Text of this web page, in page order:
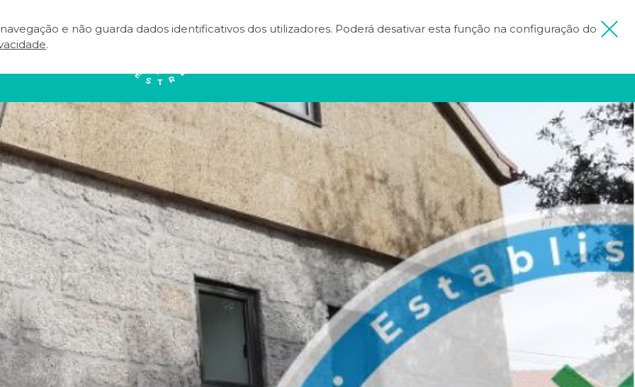
e não guarda dados identificativos dos utilizadores. Poderá desativar esta função na configuração do
.
EVENTOS